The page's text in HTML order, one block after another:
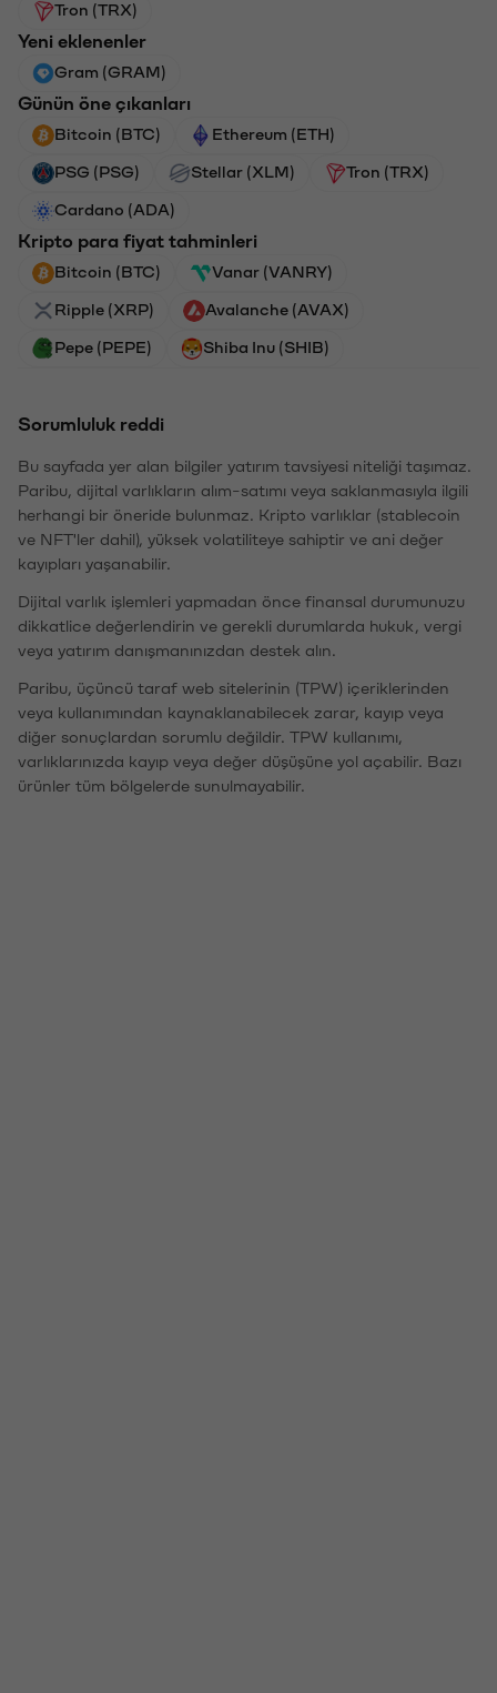
Tron (TRX)
Yeni eklenenler
Gram (GRAM)
Günün öne çıkanları
Bitcoin (BTC) Ethereum (ETH)
PSG (PSG) Stellar (XLM) Tron (TRX)
Cardano (ADA)
Kripto para fiyat tahminleri
Bitcoin (BTC) Vanar (VANRY)
Ripple (XRP) Avalanche (AVAX)
Pepe (PEPE) Shiba Inu (SHIB)
Sorumluluk reddi
Bu sayfada yer alan bilgiler yatırım tavsiyesi niteliği taşımaz.
Paribu, dijital varlıkların alım-satımı veya saklanmasıyla ilgili
herhangi bir öneride bulunmaz. Kripto varlıklar (stablecoin
ve NFT'ler dahil), yüksek volatiliteye sahiptir ve ani değer
kayıpları yaşanabilir.
Dijital varlık işlemleri yapmadan önce finansal durumunuzu
dikkatlice değerlendirin ve gerekli durumlarda hukuk, vergi
veya yatırım danışmanınızdan destek alın.
Paribu, üçüncü taraf web sitelerinin (TPW) içeriklerinden
veya kullanımından kaynaklanabilecek zarar, kayıp veya
diğer sonuçlardan sorumlu değildir. TPW kullanımı,
varlıklarınızda kayıp veya değer düşüşüne yol açabilir. Bazı
ürünler tüm bölgelerde sunulmayabilir.